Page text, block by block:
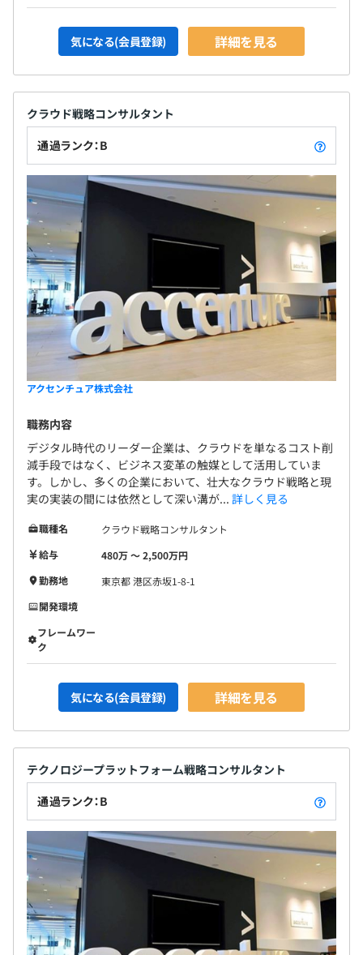
気になる(会員登録) 詳細を見る
クラウド戦略コンサルタント
通過ランク：B
アクセンチュア株式会社
職務内容
デジタル時代のリーダー企業は、クラウドを単なるコスト削
減手段ではなく、ビジネス変革の触媒として活用していま
す。しかし、多くの企業において、壮大なクラウド戦略と現
実の実装の間には依然として深い溝が... 詳しく見る
職種名
クラウド戦略コンサルタント
給与
480万 〜 2,500万円
勤務地
東京都 港区赤坂1-8-1
開発環境
フレームワー
ク
気になる(会員登録) 詳細を見る
テクノロジープラットフォーム戦略コンサルタント
通過ランク：B